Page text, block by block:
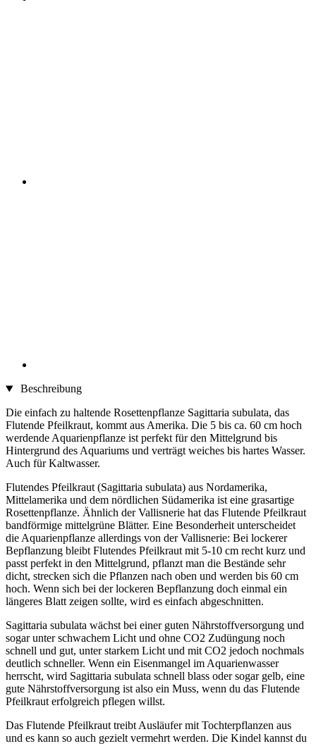
Beschreibung
Die einfach zu haltende Rosettenpflanze Sagittaria subulata, das
Flutende Pfeilkraut, kommt aus Amerika. Die 5 bis ca. 60 cm hoch
werdende Aquarienpflanze ist perfekt für den Mittelgrund bis
Hintergrund des Aquariums und verträgt weiches bis hartes Wasser.
Auch für Kaltwasser.
Flutendes Pfeilkraut (Sagittaria subulata) aus Nordamerika,
Mittelamerika und dem nördlichen Südamerika ist eine grasartige
Rosettenpflanze. Ähnlich der Vallisnerie hat das Flutende Pfeilkraut
bandförmige mittelgrüne Blätter. Eine Besonderheit unterscheidet
die Aquarienpflanze allerdings von der Vallisnerie: Bei lockerer
Bepflanzung bleibt Flutendes Pfeilkraut mit 5-10 cm recht kurz und
passt perfekt in den Mittelgrund, pflanzt man die Bestände sehr
dicht, strecken sich die Pflanzen nach oben und werden bis 60 cm
hoch. Wenn sich bei der lockeren Bepflanzung doch einmal ein
längeres Blatt zeigen sollte, wird es einfach abgeschnitten.
Sagittaria subulata wächst bei einer guten Nährstoffversorgung und
sogar unter schwachem Licht und ohne CO2 Zudüngung noch
schnell und gut, unter starkem Licht und mit CO2 jedoch nochmals
deutlich schneller. Wenn ein Eisenmangel im Aquarienwasser
herrscht, wird Sagittaria subulata schnell blass oder sogar gelb, eine
gute Nährstoffversorgung ist also ein Muss, wenn du das Flutende
Pfeilkraut erfolgreich pflegen willst.
Das Flutende Pfeilkraut treibt Ausläufer mit Tochterpflanzen aus
und es kann so auch gezielt vermehrt werden. Die Kindel kannst du